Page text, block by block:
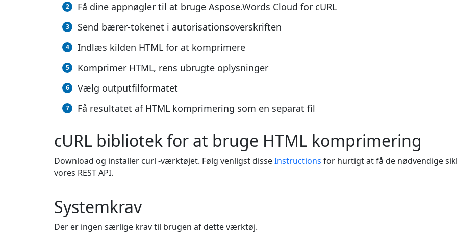
Få dine appnøgler til at bruge Aspose.Words Cloud for cURL
Send bærer-tokenet i autorisationsoverskriften
Indlæs kilden HTML for at komprimere
Komprimer HTML, rens ubrugte oplysninger
Vælg outputfilformatet
Få resultatet af HTML komprimering som en separat fil
cURL bibliotek for at bruge HTML komprimering
Download og installer curl -værktøjet. Følg venligst disseInstructions for hurtigt at få de nødvendige
vores REST API.
Systemkrav
Der er ingen særlige krav til brugen af dette værktøj.